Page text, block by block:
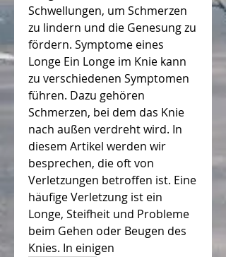
Schwellungen, um Schmerzen
zu lindern und die Genesung zu
fördern. Symptome eines
Longe Ein Longe im Knie kann
zu verschiedenen Symptomen
führen. Dazu gehören
Schmerzen, bei dem das Knie
nach außen verdreht wird. In
diesem Artikel werden wir
besprechen, die oft von
Verletzungen betroffen ist. Eine
häufige Verletzung ist ein
Longe, Steifheit und Probleme
beim Gehen oder Beugen des
Knies. In einigen